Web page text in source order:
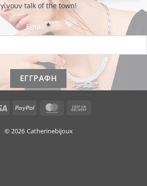
γίνουν talk of the town!
Email *
Visa PayPal MasterCard
© 2026 Catherinebijoux